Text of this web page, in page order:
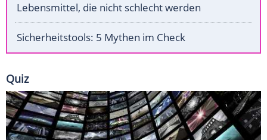
Lebensmittel, die nicht schlecht werden
Sicherheitstools: 5 Mythen im Check
Quiz